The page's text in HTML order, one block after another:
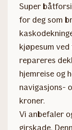
Super
for deg som
kjøpesum
repareres
hjemreise og
navigasjons-
kroner.
Vi anbefaler
girskade.